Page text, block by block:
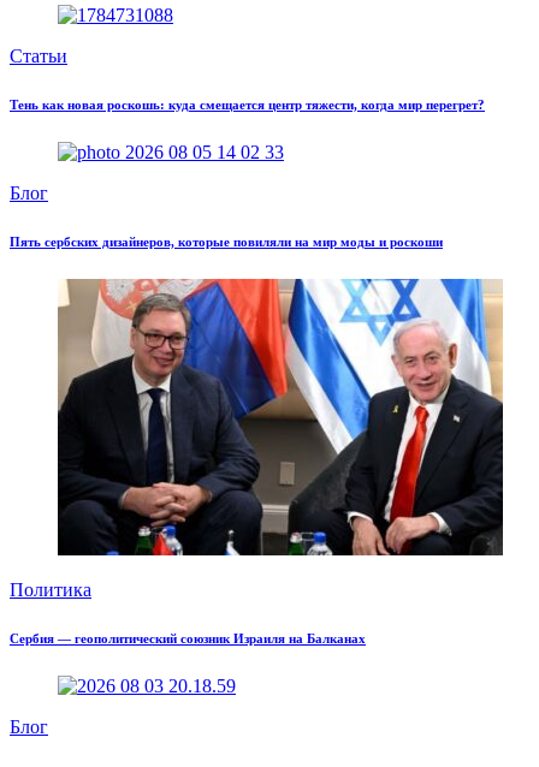
Статьи
Тень как новая роскошь: куда смещается центр тяжести, когда мир перегрет?
Блог
Пять сербских дизайнеров, которые повиляли на мир моды и роскоши
Политика
Сербия — геополитический союзник Израиля на Балканах
Блог